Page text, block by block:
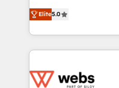
Execution • 750+
implementations •
BBD Boom is the
to HubSpot Better.
solve all your
adoption, sales
the first time 🔧
Elite5.0